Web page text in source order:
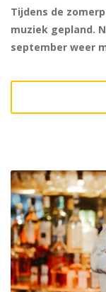
Tijdens de
muziek gepland.
september weer